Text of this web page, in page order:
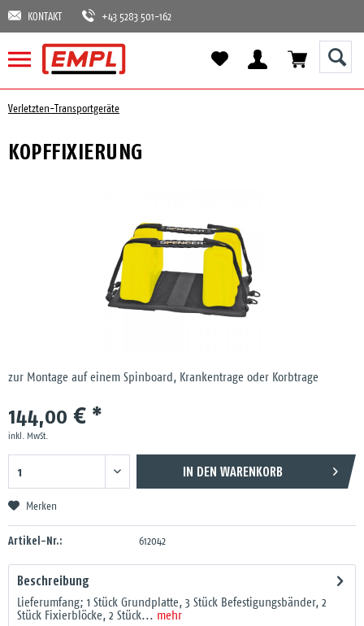
KONTAKT +43 5283 501-162
Verletzten-Transportgeräte
KOPFFIXIERUNG
zur Montage auf einem Spinboard, Krankentrage oder Korbtrage
144,00 € *
inkl. MwSt.
IN DEN WARENKORB
Merken
Artikel-Nr.: 612042
Beschreibung
Lieferumfang; 1 Stück Grundplatte, 3 Stück Befestigungsbänder, 2
Stück Fixierblöcke, 2 Stück... mehr